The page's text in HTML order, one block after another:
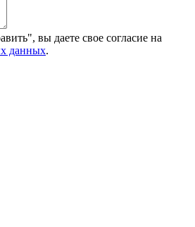
вы даете свое согласие на
данных.